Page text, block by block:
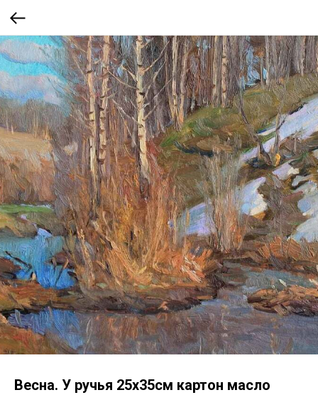
Весна. У ручья 25х35см картон масло